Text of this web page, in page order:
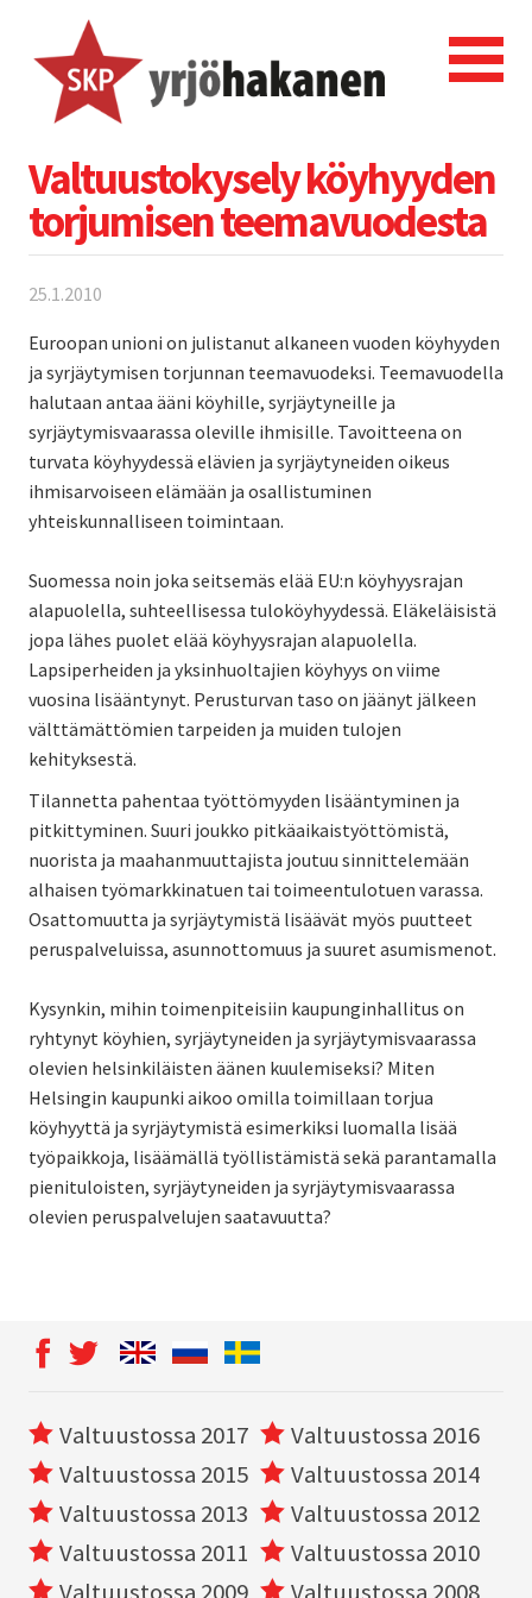
Valtuustokysely köyhyyden
torjumisen teemavuodesta
25.1.2010
Euroopan unioni on julistanut alkaneen vuoden köyhyyden
ja syrjäytymisen torjunnan teemavuodeksi. Teemavuodella
halutaan antaa ääni köyhille, syrjäytyneille ja
syrjäytymisvaarassa oleville ihmisille. Tavoitteena on
turvata köyhyydessä elävien ja syrjäytyneiden oikeus
ihmisarvoiseen elämään ja osallistuminen
yhteiskunnalliseen toimintaan.
Suomessa noin joka seitsemäs elää EU:n köyhyysrajan
alapuolella, suhteellisessa tuloköyhyydessä. Eläkeläisistä
jopa lähes puolet elää köyhyysrajan alapuolella.
Lapsiperheiden ja yksinhuoltajien köyhyys on viime
vuosina lisääntynyt. Perusturvan taso on jäänyt jälkeen
välttämättömien tarpeiden ja muiden tulojen
kehityksestä.
Tilannetta pahentaa työttömyyden lisääntyminen ja
pitkittyminen. Suuri joukko pitkäaikaistyöttömistä,
nuorista ja maahanmuuttajista joutuu sinnittelemään
alhaisen työmarkkinatuen tai toimeentulotuen varassa.
Osattomuutta ja syrjäytymistä lisäävät myös puutteet
peruspalveluissa, asunnottomuus ja suuret asumismenot.
Kysynkin, mihin toimenpiteisiin kaupunginhallitus on
ryhtynyt köyhien, syrjäytyneiden ja syrjäytymisvaarassa
olevien helsinkiläisten äänen kuulemiseksi? Miten
Helsingin kaupunki aikoo omilla toimillaan torjua
köyhyyttä ja syrjäytymistä esimerkiksi luomalla lisää
työpaikkoja, lisäämällä työllistämistä sekä parantamalla
pienituloisten, syrjäytyneiden ja syrjäytymisvaarassa
olevien peruspalvelujen saatavuutta?
Valtuustossa 2017
Valtuustossa 2016
Valtuustossa 2015
Valtuustossa 2014
Valtuustossa 2013
Valtuustossa 2012
Valtuustossa 2011
Valtuustossa 2010